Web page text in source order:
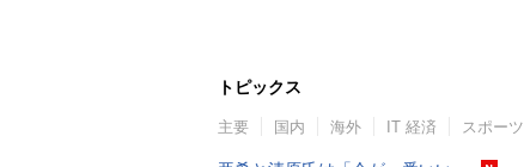
トピックス
主要 国内 海外 IT 経済 スポーツ